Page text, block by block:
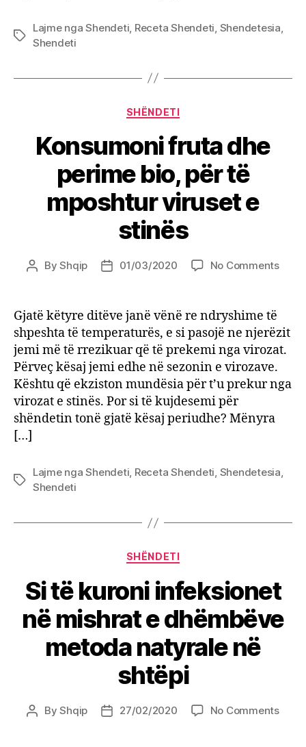
Tags
Lajme nga Shendeti Receta Shendeti Shendetesia
Shendeti
Categories
SHËNDETI
Konsumoni fruta dhe
perime bio, për të
mposhtur viruset e
stinës
PostByShqip
Post01/03/2020 No Commentson
bio,
për
Gjatë këtyre ditëve janë vënë re ndryshime të
shpeshta të temperaturës, e si pasojë ne njerëzit
jemi më të rrezikuar që të prekemi nga virozat.
Përveç kësaj jemi edhe në sezonin e virozave.
Kështu që ekziston mundësia për t’u prekur nga
virozat e stinës. Por si të kujdesemi për
shëndetin tonë gjatë kësaj periudhe? Mënyra
[…]
Tags
Lajme nga Shendeti, Receta Shendeti, Shendetesia,
Shendeti
Categories
SHËNDETI
Si të kuroni infeksionet
në mishrat e dhëmbëve
metoda natyrale në
shtëpi
PostByShqip
Post27/02/2020 No Commentson